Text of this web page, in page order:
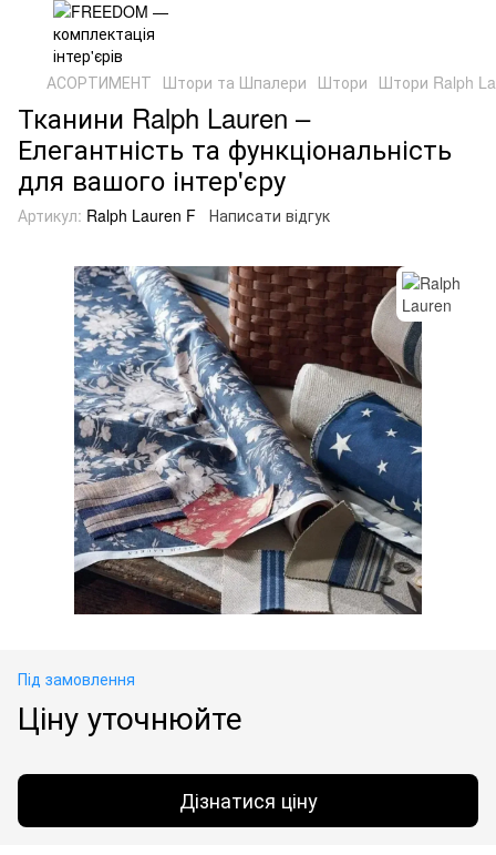
АСОРТИМЕНТ Штори та Шпалери Штори Штори Ralph
Тканини Ralph Lauren –
Елегантність та функціональність
для вашого інтер'єру
Артикул: Ralph Lauren F Написати відгук
Під замовлення
Ціну уточнюйте
Дізнатися ціну